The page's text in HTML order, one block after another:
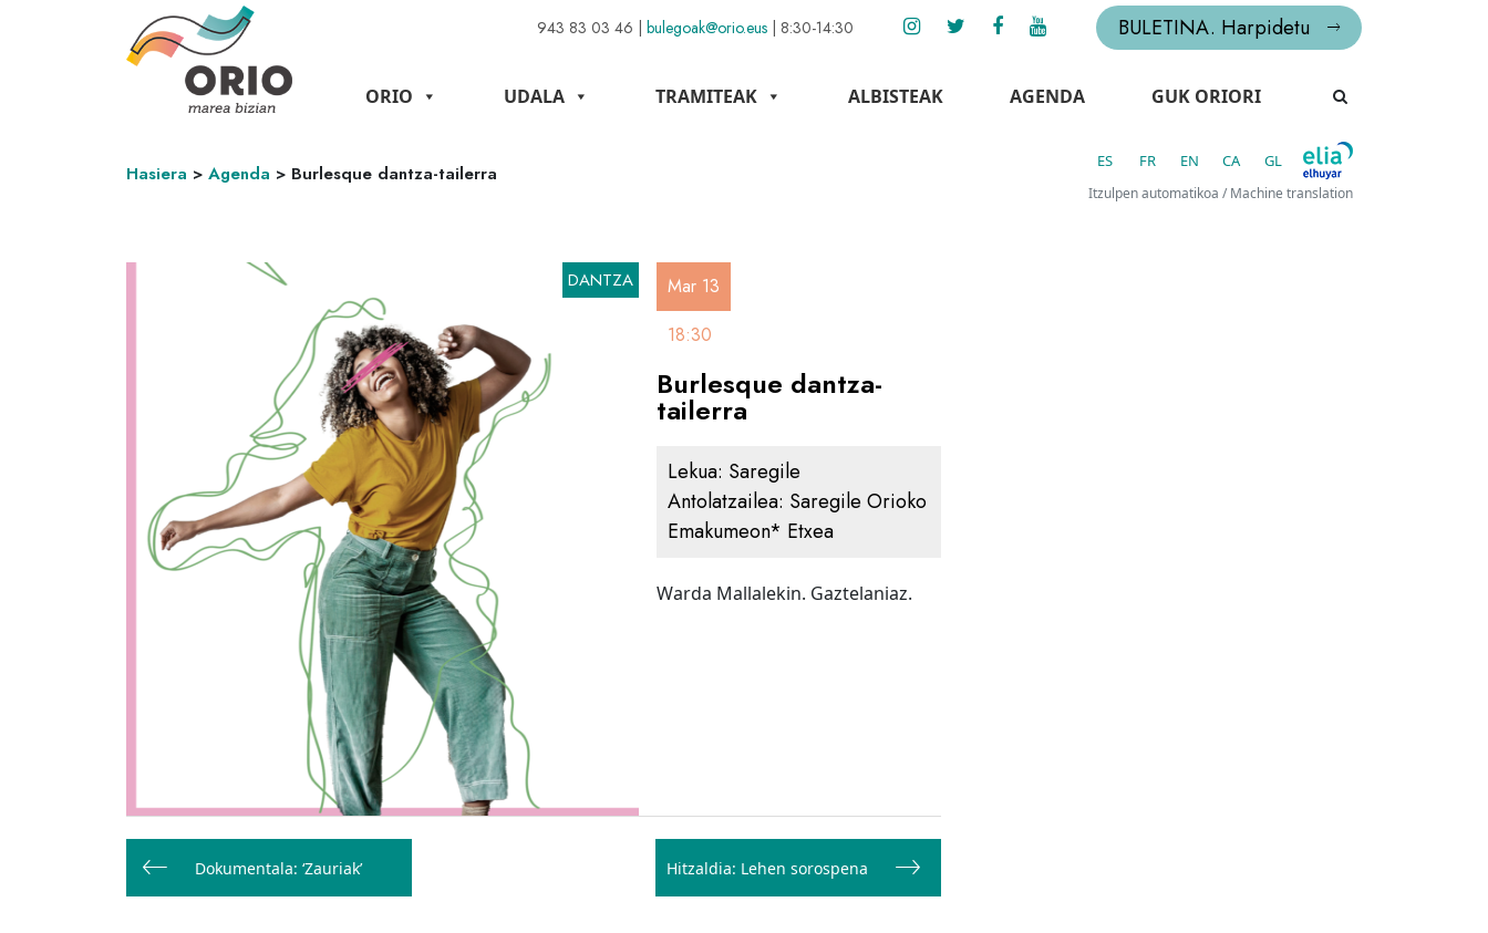
943 83 03 46 | bulegoak@orio.eus | 8:30-14:30 BULETINA. Harpidetu
ORIO UDALA TRAMITEAK ALBISTEAK AGENDA GUK ORIORI
Hasiera > Agenda > Burlesque dantza-tailerra
ES FR EN CA GL
Itzulpen automatikoa / Machine translation
DANTZA
Mar 13
18:30
Burlesque dantza-
tailerra
Lekua: Saregile
Antolatzailea: Saregile Orioko
Emakumeon* Etxea
Warda Mallalekin. Gaztelaniaz.
Bidalketetan
zeharDokumentala: ‘Zauriak’ Hitzaldia: Lehen sorospena